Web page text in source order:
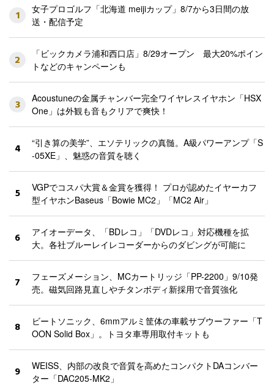
1
女子プロゴルフ「北海道 meijiカップ」8/7から3日間の放
送・配信予定
2
「ビックカメラ浦和西口店」8/29オープン 最大20%ポイン
トなどのキャンペーンも
3
Acoustuneの金属チャンバー完全ワイヤレスイヤホン「HSX
One」は外観も音もクリアで爽快！
4
“引き算の美学”、エソテリックの真髄。A級パワーアンプ「S
-05XE」、魅惑の音質を聴く
5
VGPでコスパ大賞＆金賞を獲得！ プロが認めたイヤーカフ
型イヤホンBaseus「Bowie MC2」「MC2 Air」
6
アイオーデータ、「BDレコ」「DVDレコ」対応機種を拡
大。各社ブルーレイレコーダーからのダビングが可能に
7
フェーズメーション、MCカートリッジ「PP-2200」9/10発
売。磁気回路見直しやチタンボディ新採用で音質強化
8
ビートソニック、6mmアルミ筐体の車載サブウーファー「T
OON Solid Box」。トヨタ車専用取付キットも
9
WEISS、内部の改良で音質を高めたコンパクトDAコンバー
ター「DAC205-MK2」